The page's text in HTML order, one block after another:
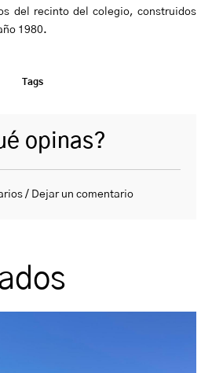
del recinto del colegio, construidos
1980.
Tags
opinas?
/ Dejar un comentario